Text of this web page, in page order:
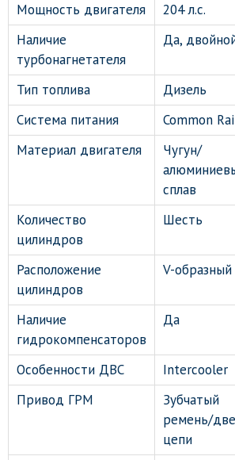
Мощность двигателя
204 л.с.
Наличие
турбонагнетателя
Да,
Тип топлива Дизель
Система питания
Common
Материал двигателя
Чугун/
сплав
Количество
цилиндров
Шесть
Расположение
цилиндров
V-образный
Наличие
гидрокомпенсаторов
Да
Особенности ДВС Intercooler
Привод ГРМ
Зубчатый
ремень/две
цепи